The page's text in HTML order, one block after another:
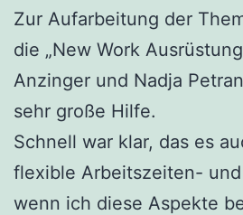
Zur Aufarbeitung der
die „New Work
Anzinger und Nadja
sehr große Hilfe.
Schnell war klar, das es
flexible Arbeitszeiten-
wenn ich diese Aspekte